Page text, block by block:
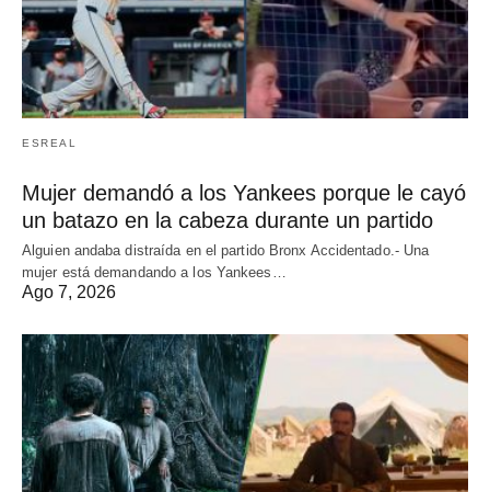
ESREAL
Mujer demandó a los Yankees porque le cayó
un batazo en la cabeza durante un partido
Alguien andaba distraída en el partido Bronx Accidentado.- Una
mujer está demandando a los Yankees…
Ago 7, 2026